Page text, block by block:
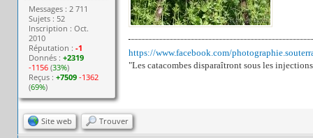
Messages : 2 711
Sujets : 52
Inscription : Oct.
2010
Réputation :-1
Donnés :+2319
-1156 (33%)
Reçus :+7509 -1362
(69%)
https://www.facebook.com/
"Les catacombes disparaîtront sous les
Site web Trouver